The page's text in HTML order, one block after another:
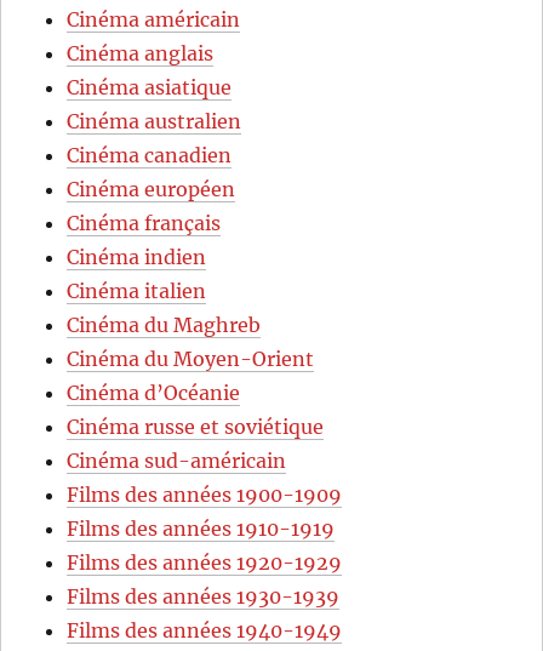
Cinéma américain
Cinéma anglais
Cinéma asiatique
Cinéma australien
Cinéma canadien
Cinéma européen
Cinéma français
Cinéma indien
Cinéma italien
Cinéma du Maghreb
Cinéma du Moyen-Orient
Cinéma d’Océanie
Cinéma russe et soviétique
Cinéma sud-américain
Films des années 1900-1909
Films des années 1910-1919
Films des années 1920-1929
Films des années 1930-1939
Films des années 1940-1949